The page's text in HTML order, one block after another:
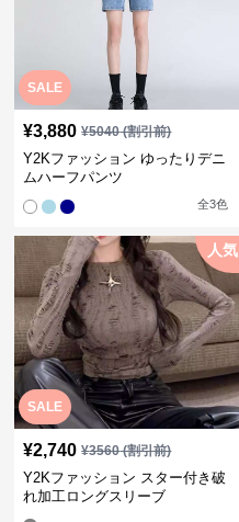
SALE
¥3,880 ¥5040(割引前)
Y2Kファッション ゆったりデニ
ムハーフパンツ
全3色
SALE
人気
¥2,740 ¥3560(割引前)
Y2Kファッション スター付き破
れ加工ロングスリーブ